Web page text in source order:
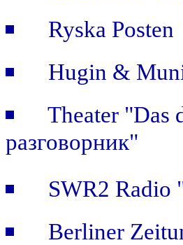
Ryska
Hugin &
Theater "Das
разговорник"
SWR2 Radio
Berliner